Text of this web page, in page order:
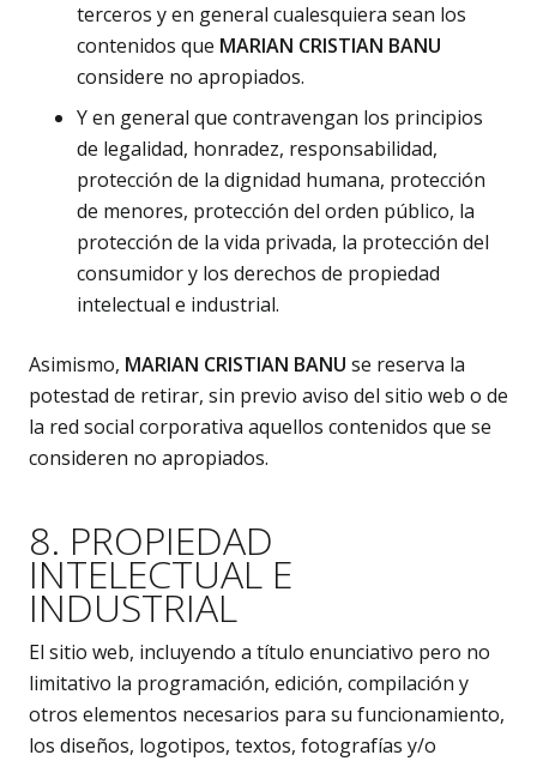
terceros y en general cualesquiera sean los
contenidos que MARIAN CRISTIAN BANU
considere no apropiados.
Y en general que contravengan los principios
de legalidad, honradez, responsabilidad,
protección de la dignidad humana, protección
de menores, protección del orden público, la
protección de la vida privada, la protección del
consumidor y los derechos de propiedad
intelectual e industrial.
Asimismo, MARIAN CRISTIAN BANU se reserva la
potestad de retirar, sin previo aviso del sitio web o de
la red social corporativa aquellos contenidos que se
consideren no apropiados.
8. PROPIEDAD
INTELECTUAL E
INDUSTRIAL
El sitio web, incluyendo a título enunciativo pero no
limitativo la programación, edición, compilación y
otros elementos necesarios para su funcionamiento,
los diseños, logotipos, textos, fotografías y/o